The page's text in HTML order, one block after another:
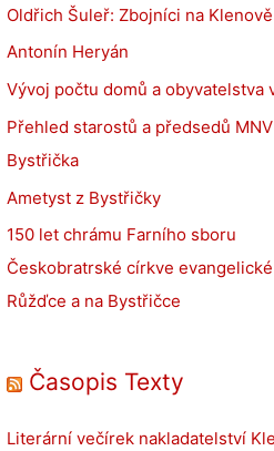
Oldřich Šuleř: Zbojníci na Klenově
Antonín Heryán
Vývoj počtu domů a obyvatelstva
Přehled starostů a předsedů
Bystřička
Ametyst z Bystřičky
150 let chrámu Farního sboru
Českobratrské církve
Růžďce a na Bystřičce
Časopis Texty
Literární večírek nakladatelství